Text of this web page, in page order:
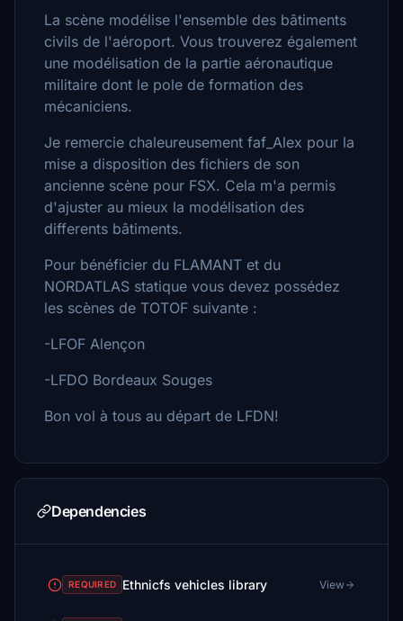
La scène modélise l'ensemble des bâtiments
civils de l'aéroport. Vous trouverez également
une modélisation de la partie aéronautique
militaire dont le pole de formation des
mécaniciens.
Je remercie chaleureusement faf_Alex pour la
mise a disposition des fichiers de son
ancienne scène pour FSX. Cela m'a permis
d'ajuster au mieux la modélisation des
differents bâtiments.
Pour bénéficier du FLAMANT et du
NORDATLAS statique vous devez possédez
les scènes de TOTOF suivante :
-LFOF Alençon
-LFDO Bordeaux Souges
Bon vol à tous au départ de LFDN!
Dependencies
REQUIRED Ethnicfs vehicles library View